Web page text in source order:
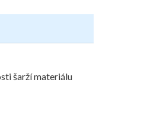
šarží materiálu